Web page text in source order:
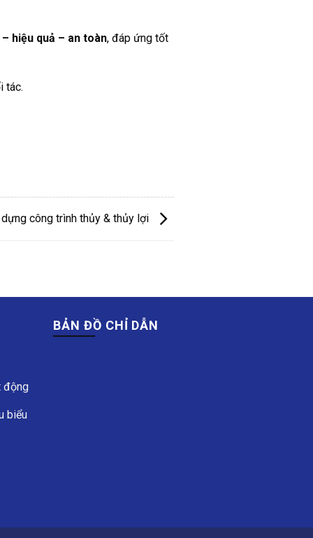
hiệu quả – an toàn, đáp ứng tốt
tác.
công trình thủy & thủy lợi
động
biểu
BẢN ĐỒ CHỈ DẪN